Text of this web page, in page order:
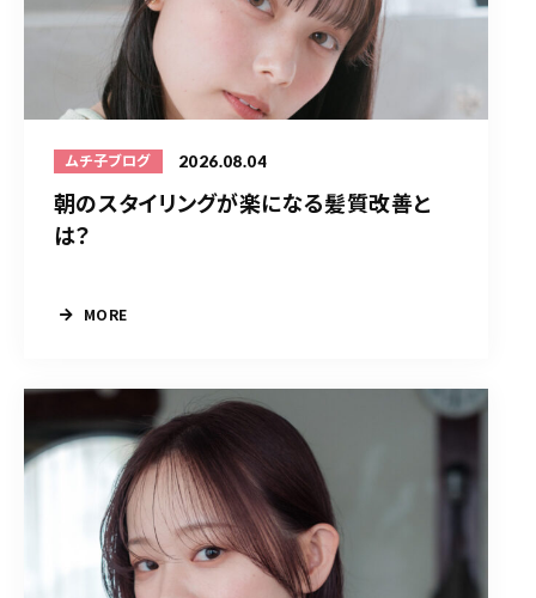
ムチ子ブログ 2026.08.04
朝のスタイリングが楽になる髪質改善と
は？
MORE